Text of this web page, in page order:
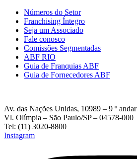
Números do Setor
Franchising Íntegro
Seja um Associado
Fale conosco
Comissões Segmentadas
ABF RIO
Guia de Franquias ABF
Guia de Fornecedores ABF
Av. das Nações Unidas, 10989 – 9 º andar
Vl. Olímpia – São Paulo/SP – 04578-000
Tel: (11) 3020-8800
Instagram